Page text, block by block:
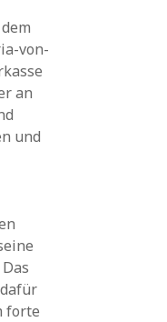
von-
an
und
forte